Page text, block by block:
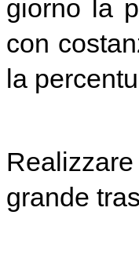
giorno la
con
la
grande